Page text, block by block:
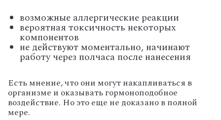
возможные аллергические реакции
вероятная токсичность некоторых
компонентов
не действуют моментально, начинают
работу через полчаса после нанесения
Есть мнение, что они могут накапливаться в
организме и оказывать гормоноподобное
воздействие. Но это еще не доказано в полной
мере.